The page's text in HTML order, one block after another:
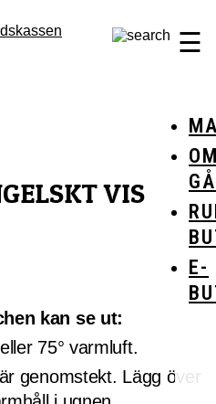
☰
E-
VIS
kan se ut:
75° varmluft.
genomstekt. Lägg över